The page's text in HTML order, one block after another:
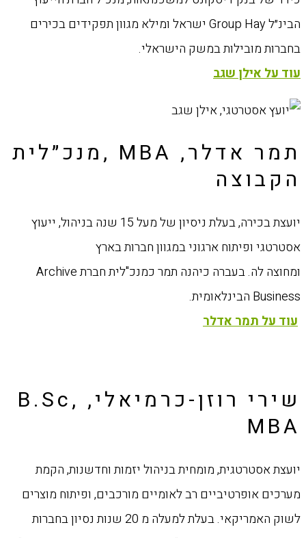
הבינ״ל Group Hay ישראל ומילא מגוון תפקידים בכירים
בחברות מובילות במשק הישראלי.
עוד על אילן שגב
תמר אדלר, MBA ,מנכ״לית
הקבוצה
יועצת בכירה, בעלת ניסיון של מעל 15 שנה בניהול, ייעוץ
אסטרטגי ופיתוח ארגוני במגוון חברות בארץ
ומחוצה לה. בעברה כיהנה תמר כמנכ"לית חברת Archive
Business הבינלאומית.
עוד על תמר אדלר
שירי רוזן-כרמיאלי, B.Sc,
MBA
יועצת אסטרטגית, מומחית בניהול יזמות וחדשנות, הקמת
מערכים אופרטיביים רב לאומיים מורכבים, ופיתוח מוצרים
לשוק האמריקאי. בעלת למעלה מ 20 שנות נסיון בחברות